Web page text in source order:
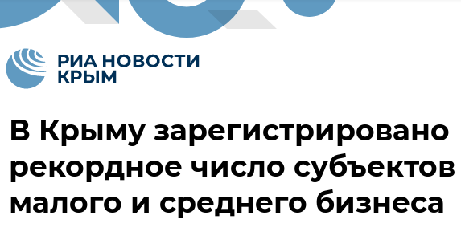
В Крыму зарегистрировано
рекордное число субъектов
малого и среднего бизнеса